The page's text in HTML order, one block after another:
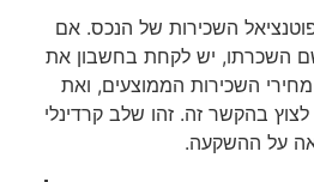
השכירות של הנכס. אם
השכרתו, יש לקחת בחשבון את
השכירות הממוצעים, ואת
בהקשר זה. זהו שלב קרדינלי
על ההשקעה.